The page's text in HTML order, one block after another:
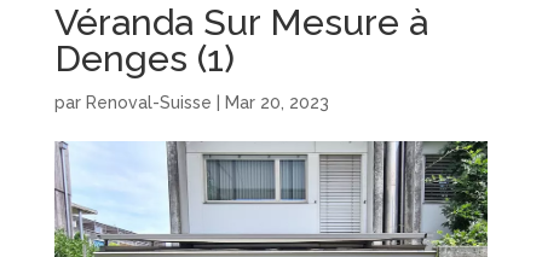
Véranda Sur Mesure à
Denges (1)
par Renoval-Suisse Mar 20, 2023